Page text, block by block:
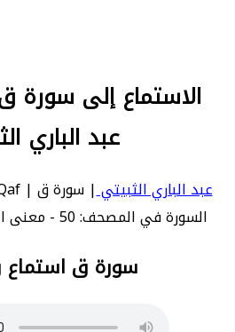
الاستماع إلى سورة
عبد الباري
عبد الباري الثبيتي
السورة في المصحف: 50 - معنى السورة بالإنجليزية: Qaf.
سورة ق استماع